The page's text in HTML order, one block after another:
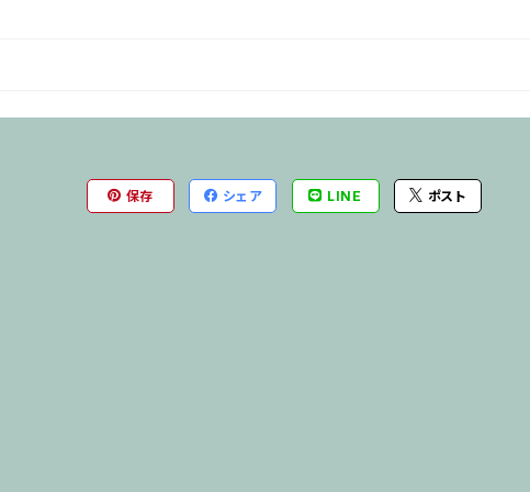
保存 シェア LINE ポスト